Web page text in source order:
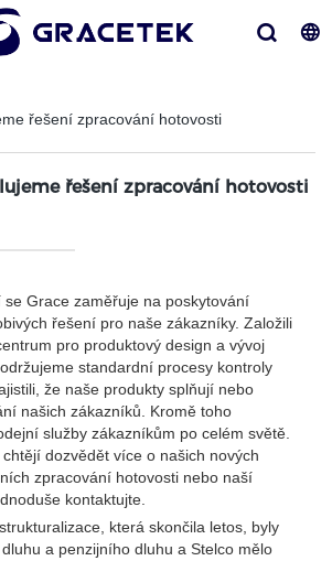
řešení zpracování hotovosti
řešení zpracování hotovosti
Grace zaměřuje na poskytování
řešení pro naše zákazníky. Založili
pro produktový design a vývoj
standardní procesy kontroly
že naše produkty splňují nebo
našich zákazníků. Kromě toho
služby zákazníkům po celém světě.
dozvědět více o našich nových
zpracování hotovosti nebo naší
kontaktujte.
která skončila letos, byly
a penzijního dluhu a Stelco mělo